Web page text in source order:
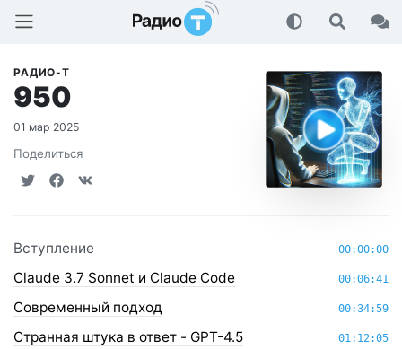
Радио-Т Подкаст
РАДИО-Т
950
01 мар 2025
Поделиться
00:00:00
Вступление
00:06:41
Claude 3.7 Sonnet и Claude Code
00:34:59
Современный подход
01:12:05
Странная штука в ответ - GPT-4.5